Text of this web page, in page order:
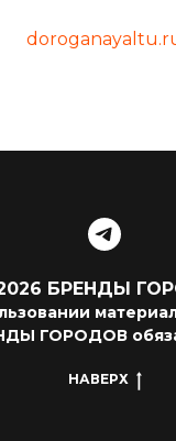
БРЕНДЫ
ГОРОДОВ
НАВЕРХ